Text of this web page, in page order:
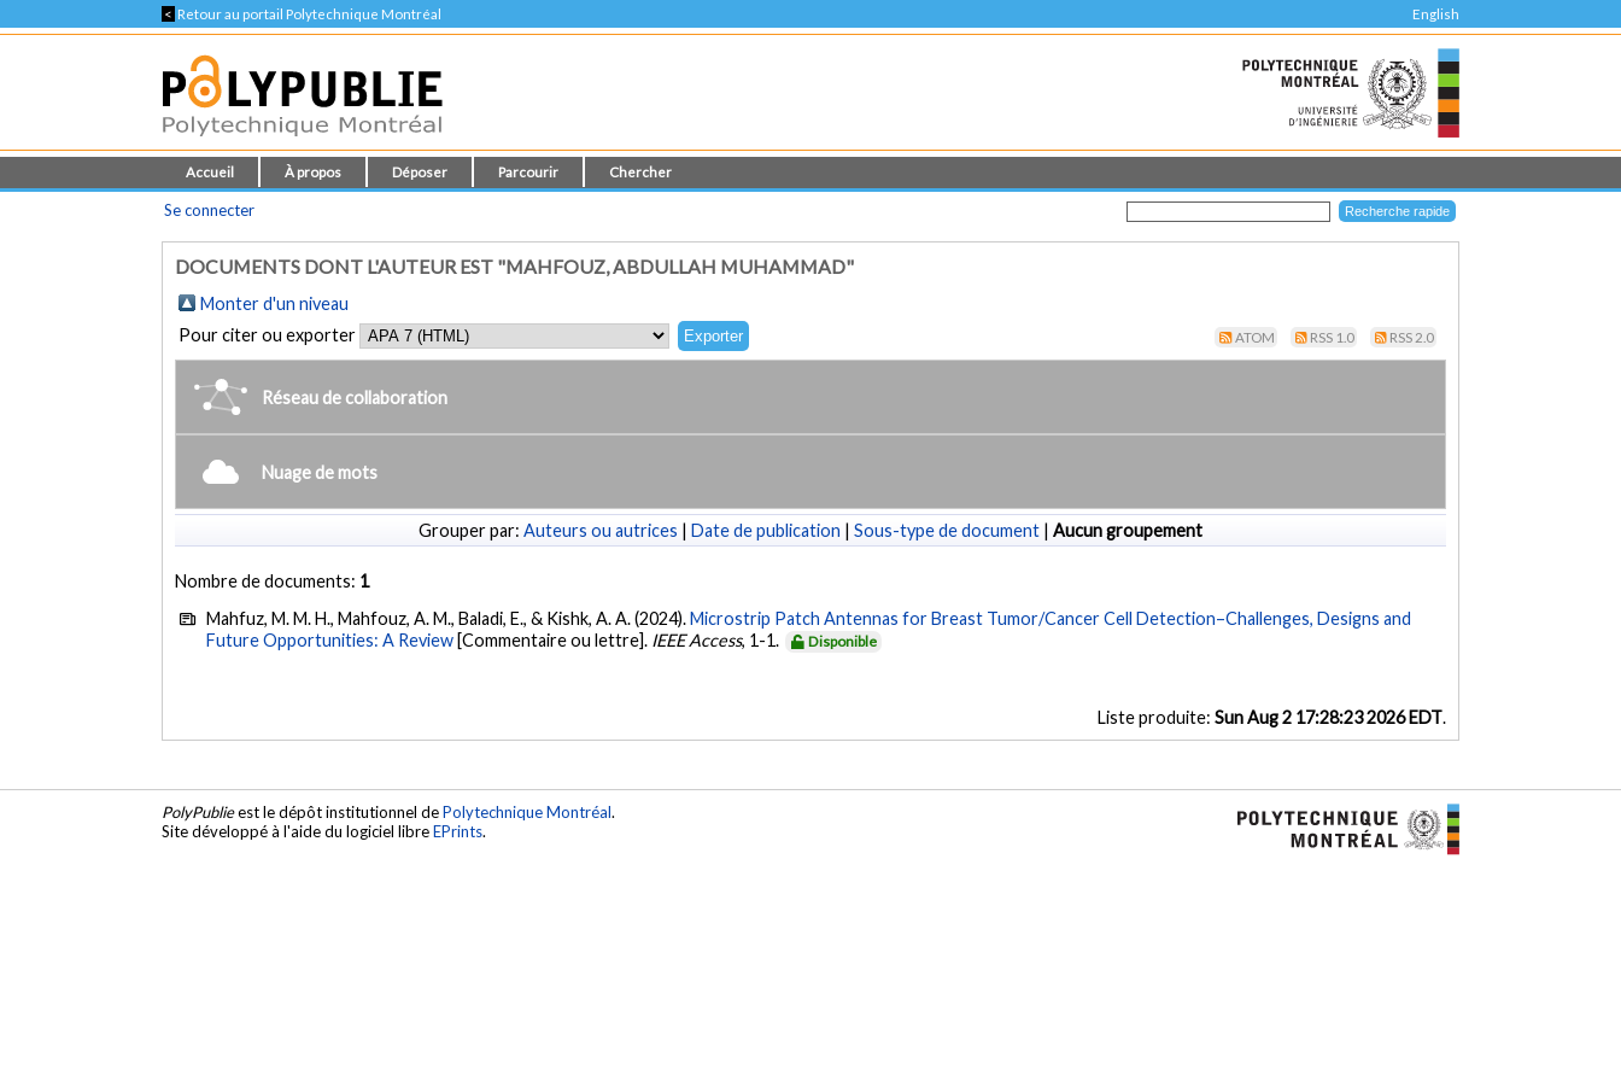
< Retour au portail Polytechnique Montréal English
Accueil À propos Déposer Parcourir Chercher
Se connecter
DOCUMENTS DONT L'AUTEUR EST "MAHFOUZ, ABDULLAH MUHAMMAD"
Monter d'un niveau
Pour citer ou exporter
ATOM RSS 1.0 RSS 2.0
Réseau de collaboration
Nuage de mots
Grouper par: Auteurs ou autrices | Date de publication | Sous-type de document | Aucun groupement
Nombre de documents: 1
Mahfuz, M. M. H., Mahfouz, A. M., Baladi, E., & Kishk, A. A. (2024).Microstrip Patch Antennas for Breast Tumor/Cancer Cell Detection–Challenges, Designs and
Future Opportunities: A Review [Commentaire ou lettre]. IEEE Access, 1-1. Disponible
Liste produite: Sun Aug 2 17:28:23 2026 EDT.
PolyPublieest le dépôt institutionnel dePolytechnique Montréal.
Site développé à l'aide du logiciel libreEPrints.